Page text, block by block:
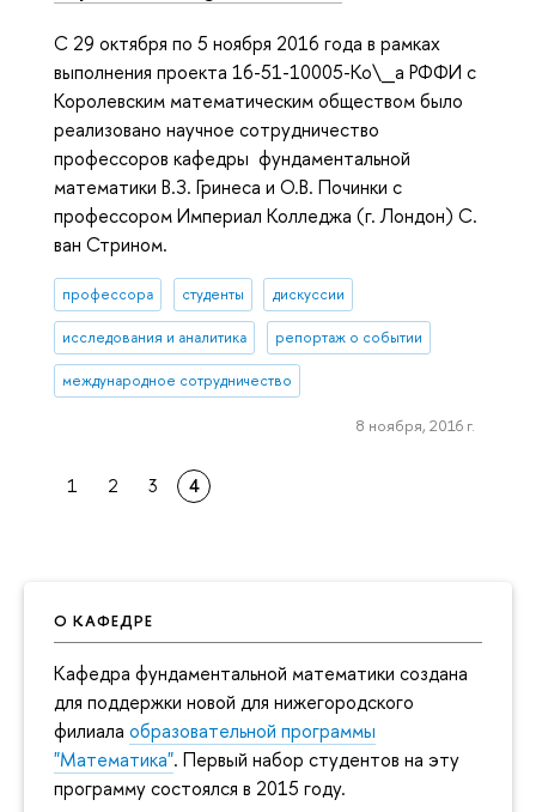
О КАФЕДРЕ
Кафедра фундаментальной математики создана
для поддержки новой для нижегородского
филиала образовательной программы
"Математика". Первый набор студентов на эту
программу состоялся в 2015 году.
С 29 октября по 5 ноября 2016 года в рамках
выполнения проекта 16-51-10005-Ko\_a РФФИ с
Королевским математическим обществом было
реализовано научное сотрудничество
профессоров кафедры фундаментальной
математики В.З. Гринеса и О.В. Починки с
профессором Империал Колледжа (г. Лондон) С.
ван Стрином.
профессора студенты дискуссии
исследования и аналитика репортаж о событии
международное сотрудничество
8 ноября, 2016 г.
1 2 3 4